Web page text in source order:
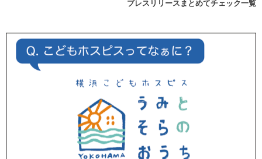
プレスリリースまとめてチェック一覧